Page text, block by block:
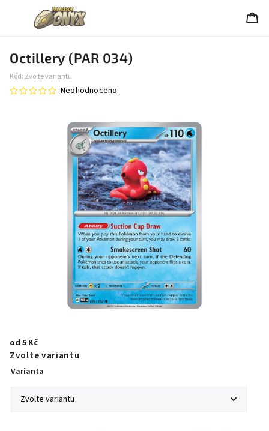
Octillery (PAR 034)
Kód: Zvolte variantu
Neohodnoceno
od 5 Kč
Zvolte variantu
Varianta